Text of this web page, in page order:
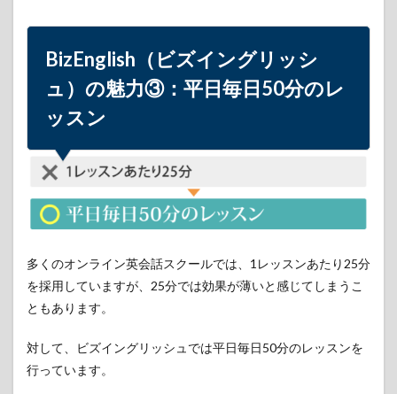
ッス
ン
5
BizEnglish（ビ
ズイングリッ
⑤：自由課題
によるグルー
あり
BizEnglish（ビ
ズイングリッ
シュ）の魅力
⑥：合格率1%
の質の高い講
BizEnglish（ビズイングリッシ
ュ）の魅力③：平日毎日50分のレ
ッスン
多くのオンライン英会話スクールでは、1レッスンあたり25分
を採用していますが、25分では効果が薄いと感じてしまうこ
ともあります。
対して、ビズイングリッシュでは平日毎日50分のレッスンを
行っています。